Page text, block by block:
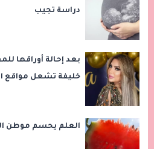
دراسة تجيب
بعد إحالة أوراقها
خليفة تشعل مواقع
العلم يحسم موطن